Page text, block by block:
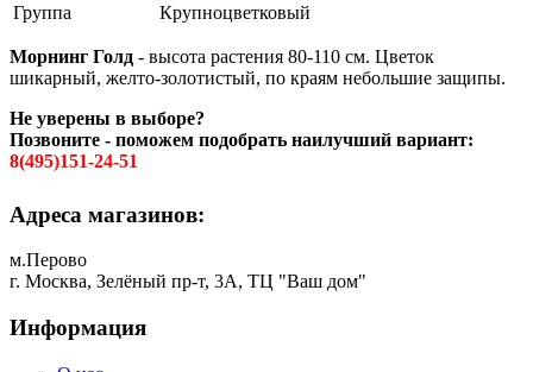
Группа
Крупноцветковый
Морнинг Голд - высота растения 80-110 см. Цветок
шикарный, желто-золотистый, по краям небольшие защипы.
Не уверены в выборе?
Позвоните - поможем подобрать наилучший вариант:
8(495)151-24-51
Адреса магазинов:
м.Перово
г. Москва, Зелёный пр-т, 3А, ТЦ "Ваш дом"
Информация